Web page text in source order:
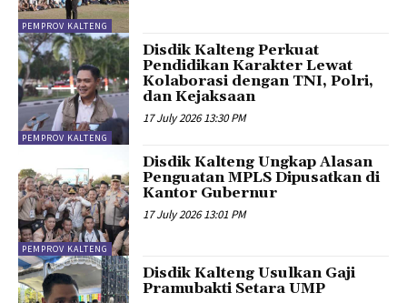
PEMPROV KALTENG
PEMPROV KALTENG
Disdik Kalteng Perkuat
Pendidikan Karakter Lewat
Kolaborasi dengan TNI, Polri,
dan Kejaksaan
17 July 2026 13:30 PM
PEMPROV KALTENG
Disdik Kalteng Ungkap Alasan
Penguatan MPLS Dipusatkan di
Kantor Gubernur
17 July 2026 13:01 PM
Disdik Kalteng Usulkan Gaji
Pramubakti Setara UMP